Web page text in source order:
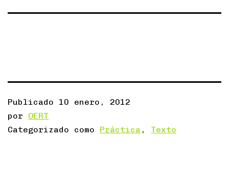
Publicado 10 enero, 2012
por OERT
Categorizado como Práctica , Texto